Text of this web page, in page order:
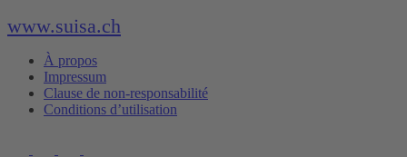
www.suisa.ch
À propos
Impressum
Clause de non-responsabilité
Conditions d’utilisation